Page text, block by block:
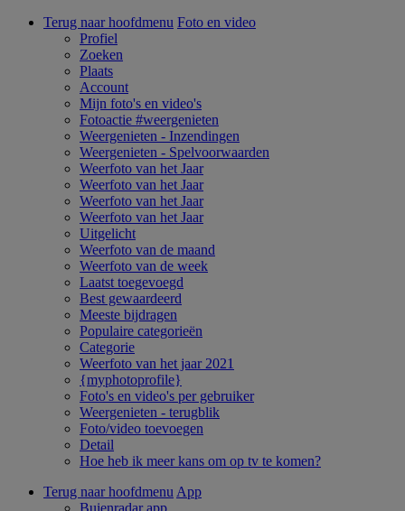
Terug naar hoofdmenu Foto en video
Profiel
Zoeken
Plaats
Account
Mijn foto's en video's
Fotoactie #weergenieten
Weergenieten - Inzendingen
Weergenieten - Spelvoorwaarden
Weerfoto van het Jaar
Weerfoto van het Jaar
Weerfoto van het Jaar
Weerfoto van het Jaar
Uitgelicht
Weerfoto van de maand
Weerfoto van de week
Laatst toegevoegd
Best gewaardeerd
Meeste bijdragen
Populaire categorieën
Categorie
Weerfoto van het jaar 2021
{myphotoprofile}
Foto's en video's per gebruiker
Weergenieten - terugblik
Foto/video toevoegen
Detail
Hoe heb ik meer kans om op tv te komen?
Terug naar hoofdmenu App
Buienradar app